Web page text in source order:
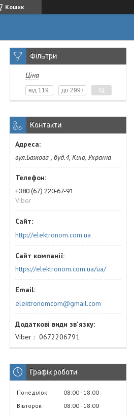
Кошик
Фільтри
Ціна
Контакти
вул.Бажова , буд.4, Київ, Україна
+380 (67) 220-67-91
Viber
http://elektronom.com.ua
https://elektronom.com.ua/ua/
elektronomcom@gmail.com
Viber 0672206791
Графік роботи
Понеділок 08:00 18:00
Вівторок
08:00 18:00